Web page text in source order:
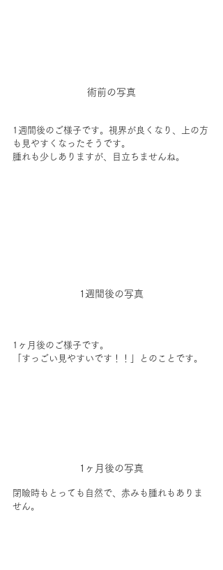
術前の写真
1週間後のご様子です。視界が良くなり、上の方
も見やすくなったそうです。
腫れも少しありますが、目立ちませんね。
1週間後の写真
1ヶ月後のご様子です。
「すっごい見やすいです！！」とのことです。
1ヶ月後の写真
閉瞼時もとっても自然で、赤みも腫れもありま
せん。